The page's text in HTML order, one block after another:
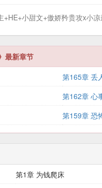
+HE+小甜文+傲娇矜贵攻x小
最新章节
第165章 丢
第162章 心
第159章 恐
第1章 为钱爬床